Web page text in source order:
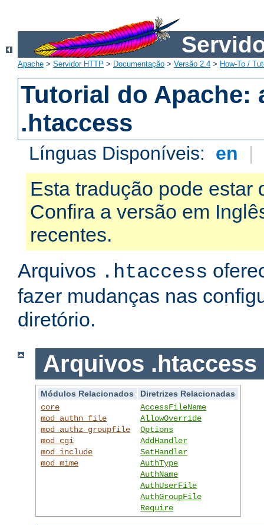
Apache > Servidor HTTP > Documentação > Versão 2.4 > How-To /
Tutorial do Apache:
.htaccess
Línguas Disponíveis: en |
Esta tradução pode estar
Confira a versão em
recentes.
Arquivos .htaccess
fazer mudanças nas
diretório.
Arquivos .htaccess
Módulos Relacionados
Diretrizes Relacionadas
core
mod_authn_file
mod_authz_groupfile
mod_cgi
mod_include
mod_mime
AccessFileName
AllowOverride
Options
AddHandler
SetHandler
AuthType
AuthName
AuthUserFile
AuthGroupFile
Require